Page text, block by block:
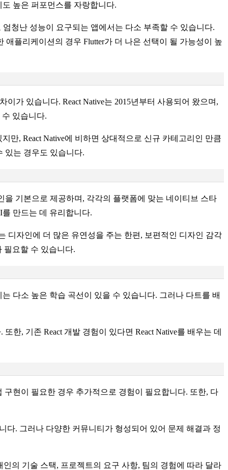
높은 퍼포먼스를 자랑합니다.
청난 성능이 요구되는 앱에서는 다소 부족할 수 있습니다.
플리케이션의 경우 Flutter가 더 나은 선택이 될 가능성이 높
가 있습니다. React Native는 2015년부터 사용되어 왔으며,
있습니다.
만, React Native에 비하면 상대적으로 신규 카테고리인 만큼
있는 경우도 있습니다.
을 기본으로 제공하며, 각각의 플랫폼에 맞는 네이티브 스타
만드는 데 유리합니다.
디자인에 더 많은 유연성을 주는 한편, 보편적인 디자인 감각
필요할 수 있습니다.
다소 높은 학습 곡선이 있을 수 있습니다. 그러나 다트를 배
한, 기존 React 개발 경험이 있다면 React Native를 배우는 데
현이 필요한 경우 추가적으로 경험이 필요합니다. 또한, 다
다. 그러나 다양한 커뮤니티가 형성되어 있어 문제 해결과 정
의 기술 스택, 프로젝트의 요구 사항, 팀의 경험에 따라 달라